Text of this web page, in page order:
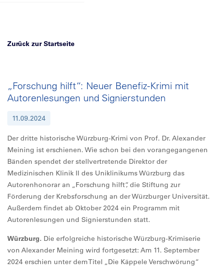
Zurück zur Startseite
„Forschung hilft“: Neuer Benefiz-Krimi mit
Autorenlesungen und Signierstunden
11.09.2024
Der dritte historische Würzburg-Krimi von Prof. Dr. Alexander
Meining ist erschienen. Wie schon bei den vorangegangenen
Bänden spendet der stellvertretende Direktor der
Medizinischen Klinik II des Uniklinikums Würzburg das
Autorenhonorar an „Forschung hilft“, die Stiftung zur
Förderung der Krebsforschung an der Würzburger Universität.
Außerdem findet ab Oktober 2024 ein Programm mit
Autorenlesungen und Signierstunden statt.
Würzburg. Die erfolgreiche historische Würzburg-Krimiserie
von Alexander Meining wird fortgesetzt: Am 11. September
2024 erschien unter dem Titel „Die Käppele Verschwörung“